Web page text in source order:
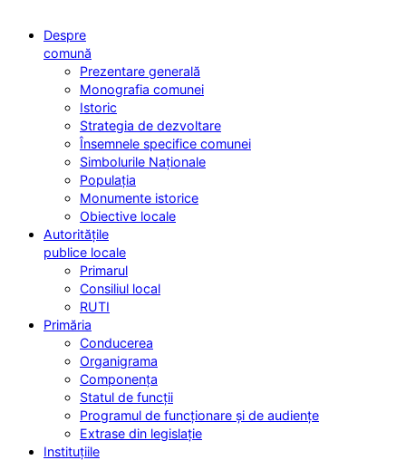
Despre
comună
Prezentare generală
Monografia comunei
Istoric
Strategia de dezvoltare
Însemnele specifice comunei
Simbolurile Naționale
Populația
Monumente istorice
Obiective locale
Autoritățile
publice locale
Primarul
Consiliul local
RUTI
Primăria
Conducerea
Organigrama
Componența
Statul de funcții
Programul de funcționare și de audiențe
Extrase din legislație
Instituțiile